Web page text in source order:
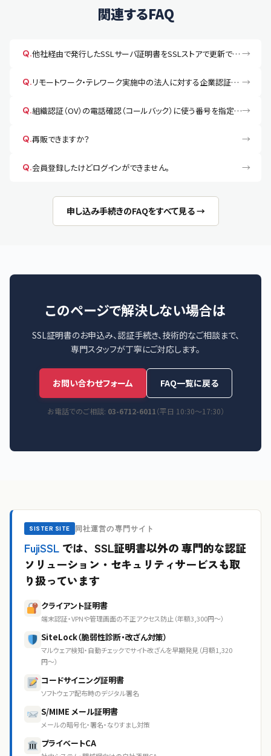
関連するFAQ
Q. 他社経由で発行したSSLサーバ証明書をSSLストアで更新できますか？ →
Q. リモートワーク・テレワーク実施中の法人に対する企業認証・EV認証電話確認について →
Q. 組織認証（OV）の電話確認（コールバック）に使う番号を指定・変更したいです。固定電話がありません。→
Q.再販できますか？ →
Q.会員登録したけどログインができません。 →
申し込み手続きのFAQをすべて見る →
このページで解決しない場合は
SSL証明書のお申込み、認証手続き、技術的なご相談まで、
専門スタッフが丁寧にご対応します。
お問い合わせフォーム FAQ一覧に戻る
お電話でのご相談: 03-6712-6011（平日 10:30〜17:30）
SISTER SITE 同社運営の専門サイト
FujiSSLでは、SSL証明書以外の専門的な認証
ソリューション・セキュリティサービスも取
り扱っています
クライアント証明書
端末認証・VPNや管理画面の不正アクセス防止（年額3,300円〜）
SiteLock（脆弱性診断・改ざん対策）
マルウェア検知・自動チェックでサイト改ざんを早期発見（月額1,320
円〜）
コードサイニング証明書
ソフトウェア配布時のデジタル署名
S/MIME メール証明書
メールの暗号化・署名・なりすまし対策
プライベートCA